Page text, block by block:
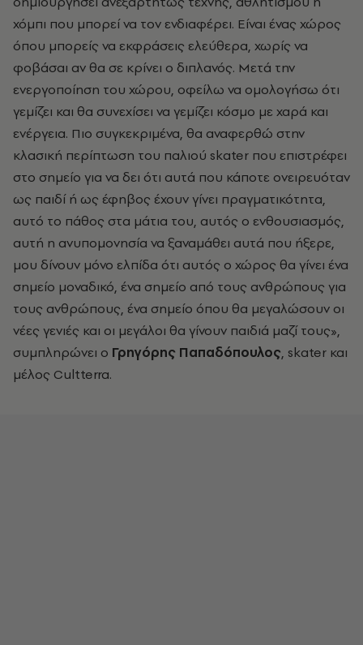
χόμπι που μπορεί να τον ενδιαφέρει. Είναι ένας χώρος
όπου μπορείς να εκφράσεις ελεύθερα, χωρίς να
φοβάσαι αν θα σε κρίνει ο διπλανός. Μετά την
ενεργοποίηση του χώρου, οφείλω να ομολογήσω ότι
γεμίζει και θα συνεχίσει να γεμίζει κόσμο με χαρά και
ενέργεια. Πιο συγκεκριμένα, θα αναφερθώ στην
κλασική περίπτωση του παλιού skater που επιστρέφει
στο σημείο για να δει ότι αυτά που κάποτε ονειρευόταν
ως παιδί ή ως έφηβος έχουν γίνει πραγματικότητα,
αυτό το πάθος στα μάτια του, αυτός ο ενθουσιασμός,
αυτή η ανυπομονησία να ξαναμάθει αυτά που ήξερε,
μου δίνουν μόνο ελπίδα ότι αυτός ο χώρος θα γίνει ένα
σημείο μοναδικό, ένα σημείο από τους ανθρώπους για
τους ανθρώπους, ένα σημείο όπου θα μεγαλώσουν οι
νέες γενιές και οι μεγάλοι θα γίνουν παιδιά μαζί τους»,
συμπληρώνει ο Γρηγόρης Παπαδόπουλος, skater και
μέλος Cultterra.